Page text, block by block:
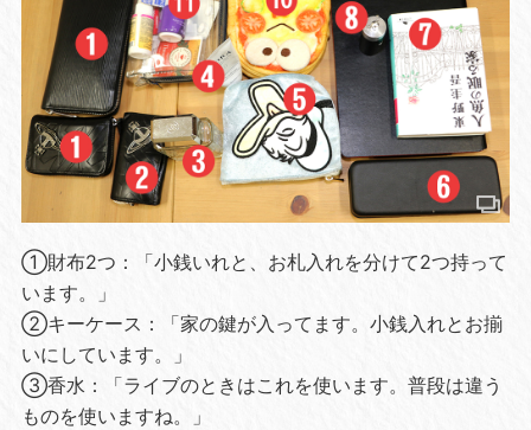
①財布2つ：「小銭いれと、お札入れを分けて2つ持って
います。」
②キーケース：「家の鍵が入ってます。小銭入れとお揃
いにしています。」
③香水：「ライブのときはこれを使います。普段は違う
ものを使いますね。」